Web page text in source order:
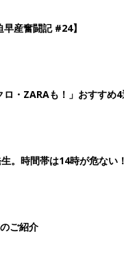
5 >